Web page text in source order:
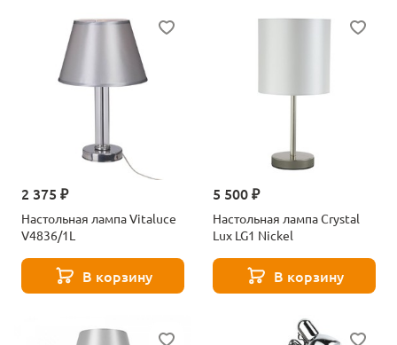
2 375 ₽
Настольная лампа Vitaluce
V4836/1L
В корзину
5 500 ₽
Настольная лампа Crystal
Lux LG1 Nickel
В корзину